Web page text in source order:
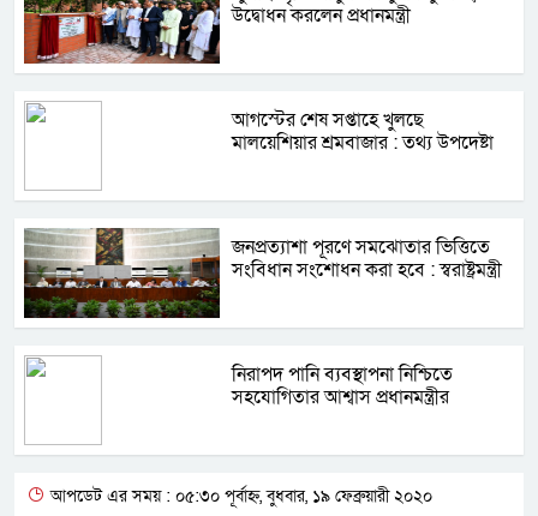
উদ্বোধন করলেন প্রধানমন্ত্রী
আগস্টের শেষ সপ্তাহে খুলছে
মালয়েশিয়ার শ্রমবাজার : তথ্য উপদেষ্টা
জনপ্রত্যাশা পূরণে সমঝোতার ভিত্তিতে
সংবিধান সংশোধন করা হবে : স্বরাষ্ট্রমন্ত্রী
নিরাপদ পানি ব্যবস্থাপনা নিশ্চিতে
সহযোগিতার আশ্বাস প্রধানমন্ত্রীর
আপডেট এর সময় : ০৫:৩০ পূর্বাহ্ন, বুধবার, ১৯ ফেব্রুয়ারী ২০২০